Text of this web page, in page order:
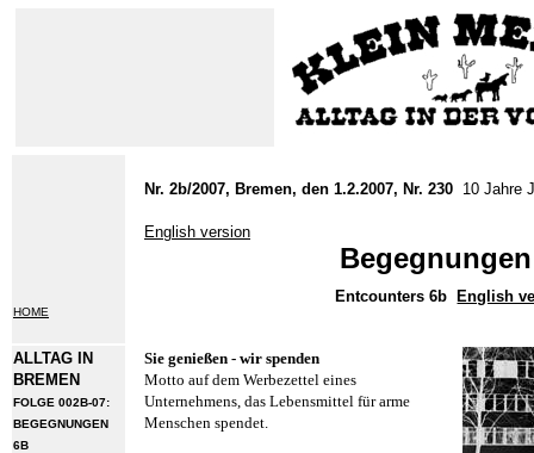
HOME
Nr. 2b/2007, Bremen, den 1.2.2007, Nr. 230 10 Jahre
English version
Entcounters 6b English
ALLTAG IN
BREMEN
FOLGE 002B-07:
BEGEGNUNGEN
6B
Sie genießen - wir spenden
Motto auf dem Werbezettel eines
Unternehmens, das Lebensmittel für arme
Menschen spendet.